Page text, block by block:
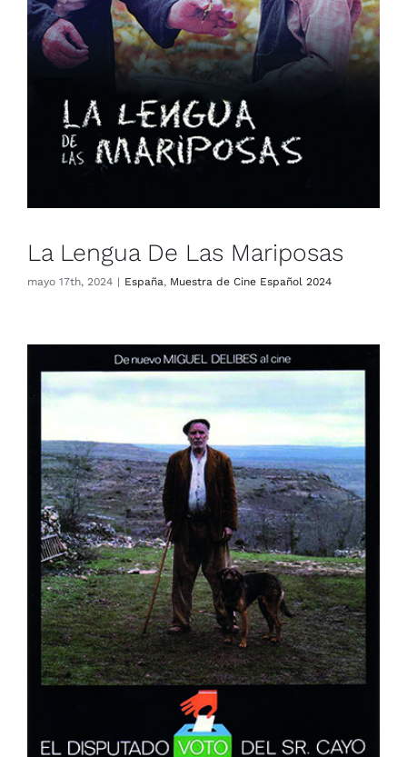
La Lengua De Las Mariposas
mayo 17th, 2024 | España, Muestra de Cine Español 2024
El Disputado Voto Del Señor
Cayo
España Muestra de Cine Español 2024